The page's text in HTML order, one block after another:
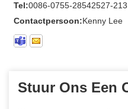
Tel:0086-0755-28542527-213
Contactpersoon:Kenny Lee
Stuur Ons Een